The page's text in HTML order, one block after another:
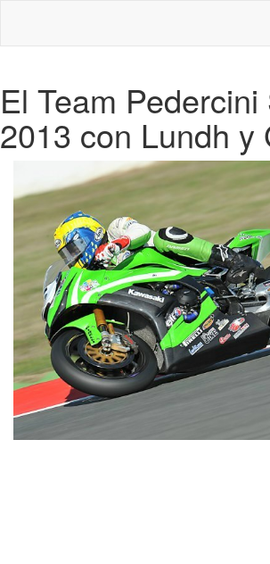
El Team Pedercini
2013 con Lundh y